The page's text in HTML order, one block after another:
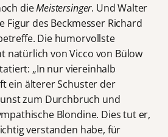
dieMeistersinger. Und Walter
Figur des Beckmesser Richard
Die humorvollste
natürlich von Vicco von Bülow
„In nur viereinhalb
ein älterer Schuster der
zum Durchbruch und
Blondine. Dies tut er,
verstanden habe, für